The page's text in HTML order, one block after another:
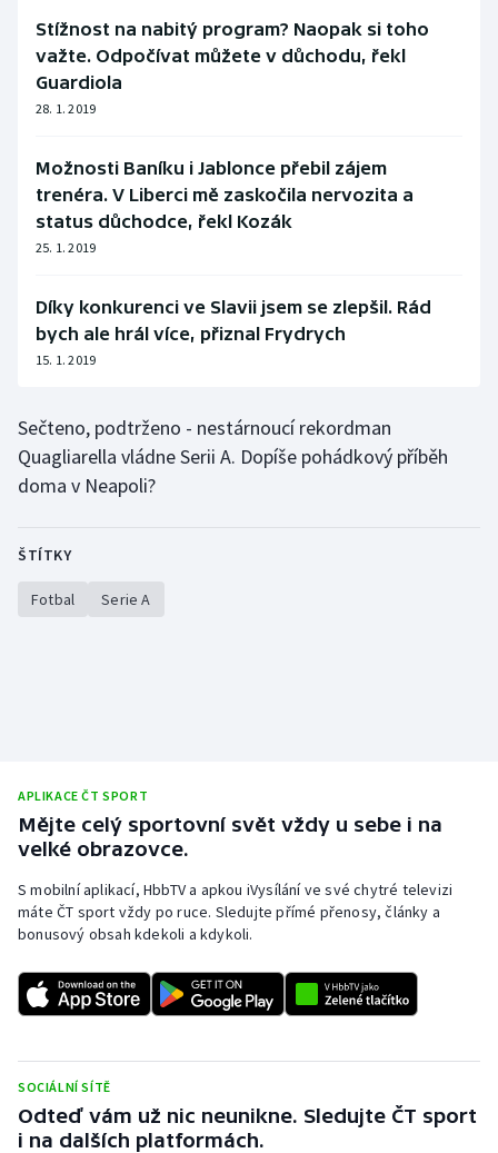
Stížnost na nabitý program? Naopak si toho
važte. Odpočívat můžete v důchodu, řekl
Guardiola
28. 1. 2019
Možnosti Baníku i Jablonce přebil zájem
trenéra. V Liberci mě zaskočila nervozita a
status důchodce, řekl Kozák
25. 1. 2019
Díky konkurenci ve Slavii jsem se zlepšil. Rád
bych ale hrál více, přiznal Frydrych
15. 1. 2019
Sečteno, podtrženo - nestárnoucí rekordman
Quagliarella vládne Serii A. Dopíše pohádkový příběh
doma v Neapoli?
ŠTÍTKY
Fotbal Serie A
APLIKACE ČT SPORT
Mějte celý sportovní svět vždy u sebe i na
velké obrazovce.
S mobilní aplikací, HbbTV a apkou iVysílání ve své chytré televizi
máte ČT sport vždy po ruce. Sledujte přímé přenosy, články a
bonusový obsah kdekoli a kdykoli.
SOCIÁLNÍ SÍTĚ
Odteď vám už nic neunikne. Sledujte ČT sport
i na dalších platformách.